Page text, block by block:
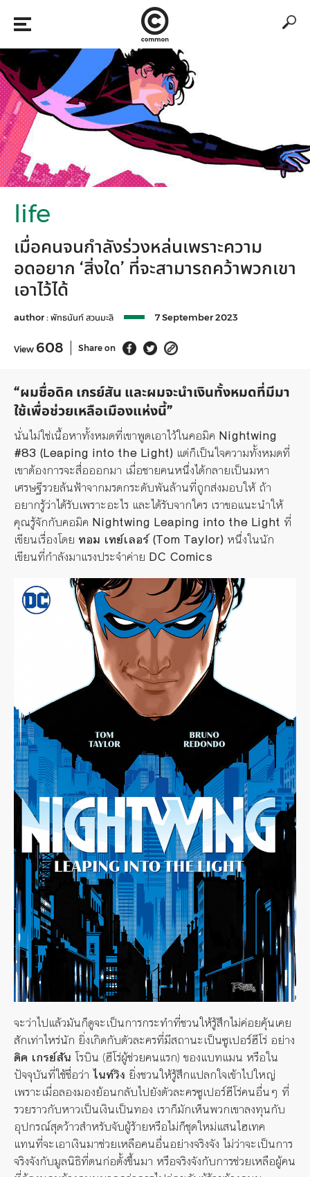
life
เมื่อคนจนกำลังร่วงหล่นเพราะความ
อดอยาก ‘สิ่งใด’ ที่จะสามารถคว้าพวกเขา
เอาไว้ได้
author :พัทธนันท์ สวนมะลิ 7 September 2023
View 608 Share on
“ผมชื่อดิค เกรย์สัน และผมจะนำเงินทั้งหมดที่มีมา
ใช้เพื่อช่วยเหลือเมืองแห่งนี้”
นั่นไม่ใช่เนื้อหาทั้งหมดที่เขาพูดเอาไว้ในคอมิค Nightwing
#83 (Leaping into the Light) แต่ก็เป็นใจความทั้งหมดที่
เขาต้องการจะสื่อออกมา เมื่อชายคนหนึ่งได้กลายเป็นมหา
เศรษฐีรวยล้นฟ้าจากมรดกระดับพันล้านที่ถูกส่งมอบให้ ถ้า
อยากรู้ว่าได้รับเพราะอะไร และได้รับจากใคร เราขอแนะนำให้
คุณรู้จักกับคอมิค Nightwing Leaping into the Light ที่
เขียนเรื่องโดย ทอม เทย์เลอร์ (Tom Taylor) หนึ่งในนัก
เขียนที่กำลังมาแรงประจำค่าย DC Comics
จะว่าไปแล้วมันก็ดูจะเป็นการกระทำที่ชวนให้รู้สึกไม่ค่อยคุ้นเคย
สักเท่าไหร่นัก ยิ่งเกิดกับตัวละครที่มีสถานะเป็นซูเปอร์ฮีโร่ อย่าง
ดิค เกรย์สัน โรบิน (ฮีโร่ผู้ช่วยคนแรก) ของแบทแมน หรือใน
ปัจจุบันที่ใช้ชื่อว่า ไนท์วิง ยิ่งชวนให้รู้สึกแปลกใจเข้าไปใหญ่
เพราะเมื่อลองมองย้อนกลับไปยังตัวละครซูเปอร์ฮีโร่คนอื่นๆ ที่
รวยราวกับหาวเป็นเงินเป็นทอง เราก็มักเห็นพวกเขาลงทุนกับ
อุปกรณ์สุดว้าวสำหรับจับผู้ร้ายหรือไม่ก็ชุดใหม่แสนไฮเทค
แทนที่จะเอาเงินมาช่วยเหลือคนอื่นอย่างจริงจัง ไม่ว่าจะเป็นการ
จริงจังกับมูลนิธิที่ตนก่อตั้งขึ้นมา หรือจริงจังกับการช่วยเหลือผู้คน